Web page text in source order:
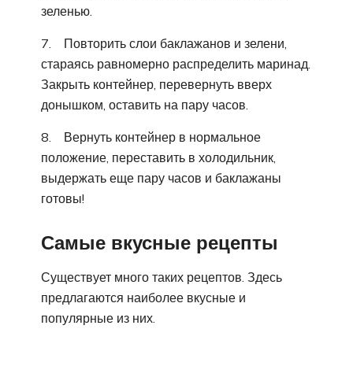
зеленью.
7. Повторить слои баклажанов и зелени,
стараясь равномерно распределить маринад.
Закрыть контейнер, перевернуть вверх
донышком, оставить на пару часов.
8. Вернуть контейнер в нормальное
положение, переставить в холодильник,
выдержать еще пару часов и баклажаны
готовы!
Самые вкусные рецепты
Существует много таких рецептов. Здесь
предлагаются наиболее вкусные и
популярные из них.